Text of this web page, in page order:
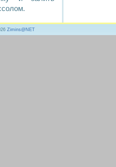
Zimins@NET